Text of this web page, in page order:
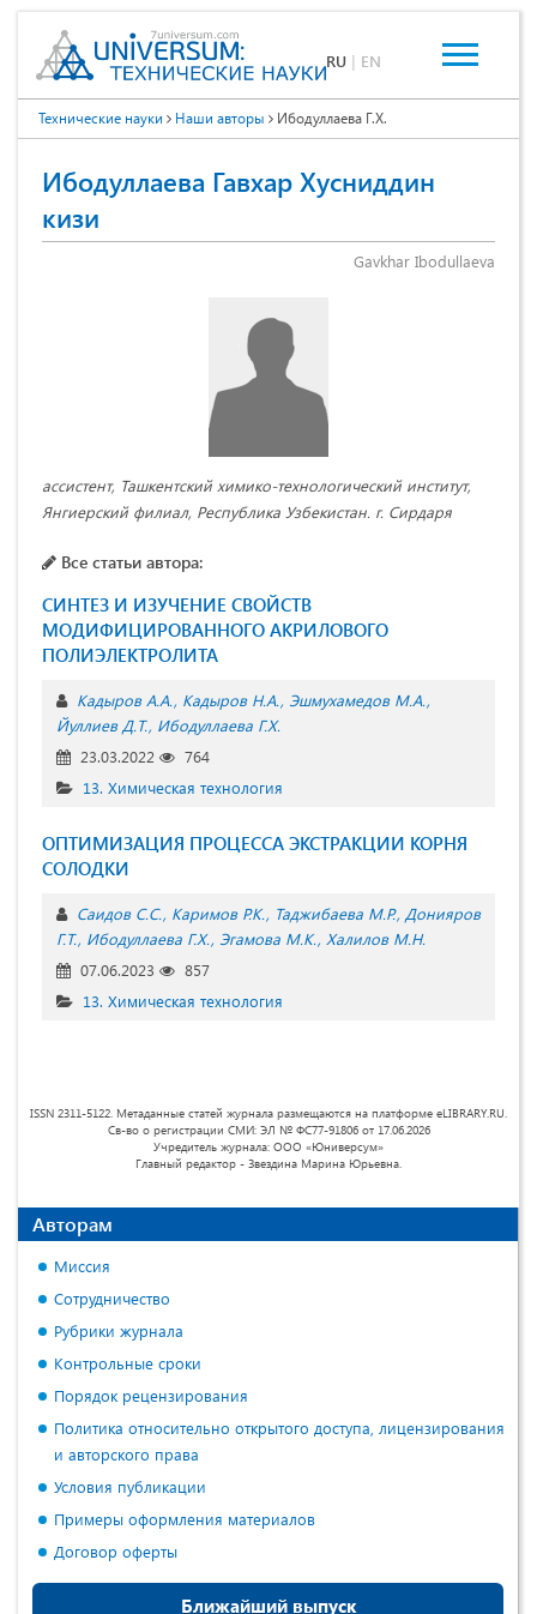
RU | EN
Технические науки Наши авторы Ибодуллаева Г.Х.
Ибодуллаева Гавхар Хусниддин
кизи
Gavkhar Ibodullaeva
ассистент, Ташкентский химико-технологический институт,
Янгиерский филиал, Республика Узбекистан. г. Сирдаря
Все статьи автора:
СИНТЕЗ И ИЗУЧЕНИЕ СВОЙСТВ
МОДИФИЦИРОВАННОГО АКРИЛОВОГО
ПОЛИЭЛЕКТРОЛИТА
Кадыров А.А. Кадыров Н.А. Эшмухамедов М.А.
Йуллиев Д.Т. Ибодуллаева Г.Х.
23.03.2022
764
13. Химическая технология
ОПТИМИЗAЦИЯ ПРОЦЕССА ЭКСТРАКЦИИ КОРНЯ
СОЛОДКИ
Саидов С.С. Каримов Р.К. Таджибаева М.Р. Донияров
Г.Т. Ибодуллаева Г.Х. Эгамова М.К. Халилов М.Н.
07.06.2023
857
13. Химическая технология
ISSN 2311-5122. Метаданные статей журнала размещаются на платформе eLIBRARY.RU.
Св-во о регистрации СМИ: ЭЛ № ФС77-91806 от 17.06.2026
Учредитель журнала: ООО «Юниверсум»
Главный редактор - Звездина Марина Юрьевна.
Авторам
Миссия
Сотрудничество
Рубрики журнала
Контрольные сроки
Порядок рецензирования
Политика относительно открытого доступа, лицензирования
и авторского права
Условия публикации
Примеры оформления материалов
Договор оферты
Ближайший выпуск